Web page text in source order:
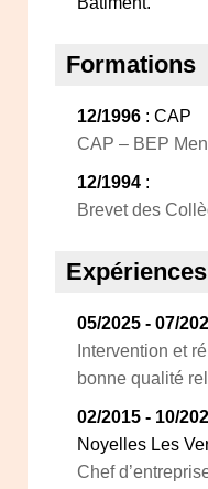
Formations
12/1996 : CAP
CAP – BEP
12/1994 :
Brevet des
05/2025 - 07/
Intervention et
bonne qualité
02/2015 - 10/
Noyelles Les
Chef